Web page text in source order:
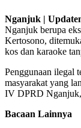
Nganjuk |
Nganjuk berupa
Kertosono,
kos dan karaoke
Penggunaan ilegal
masyarakat yang
IV DPRD
Bacaan Lainnya